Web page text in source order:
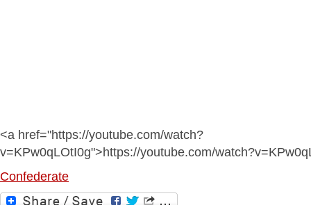
<a href="https://youtube.com/watch?
v=KPw0qLOtI0g">https://youtube.com/
Confederate